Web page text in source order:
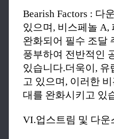
Bearish Factors : 다
있으며, 비스페놀 A,
완화되어 필수 조달
풍부하여 전반적인
있습니다.더욱이,
고 있으며, 이러한
대를 완화시키고 있
VI.업스트림 및 다운